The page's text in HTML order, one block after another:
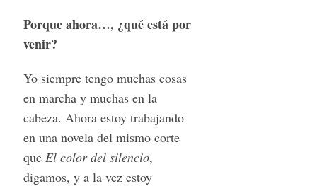
Porque ahora…, ¿qué está por
venir?
Yo siempre tengo muchas cosas
en marcha y muchas en la
cabeza. Ahora estoy trabajando
en una novela del mismo corte
que El color del silencio,
digamos, y a la vez estoy